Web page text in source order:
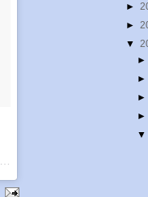
Jul 17, 2017
►
►
▼